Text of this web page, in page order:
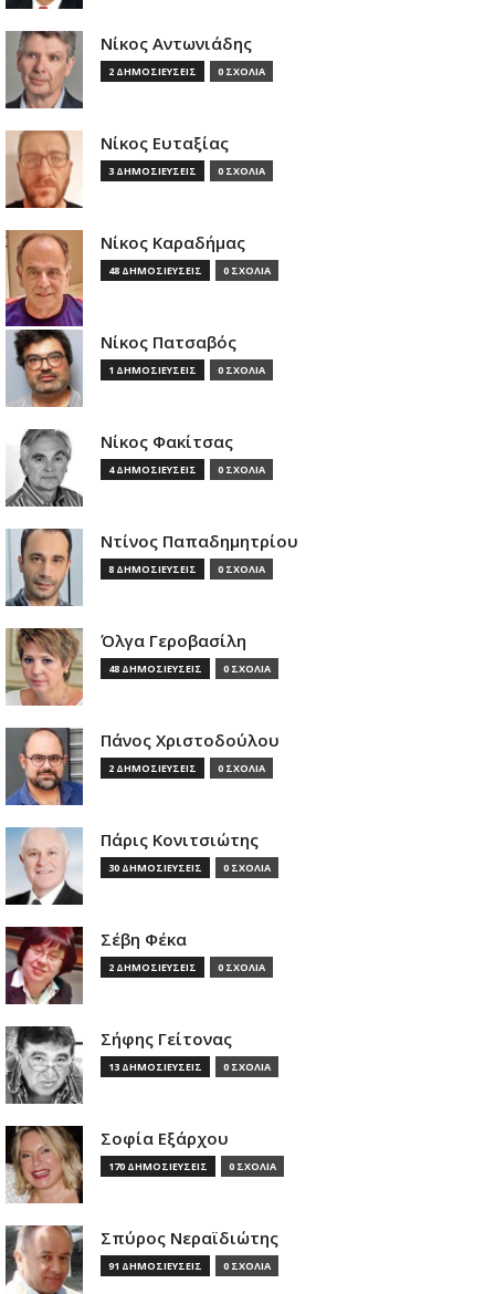
Νίκος Αντωνιάδης
2 ΔΗΜΟΣΙΕΥΣΕΙΣ 0 ΣΧΟΛΙΑ
Νίκος Ευταξίας
3 ΔΗΜΟΣΙΕΥΣΕΙΣ 0 ΣΧΟΛΙΑ
Νίκος Καραδήμας
48 ΔΗΜΟΣΙΕΥΣΕΙΣ 0 ΣΧΟΛΙΑ
Νίκος Πατσαβός
1 ΔΗΜΟΣΙΕΥΣΕΙΣ 0 ΣΧΟΛΙΑ
Νίκος Φακίτσας
4 ΔΗΜΟΣΙΕΥΣΕΙΣ 0 ΣΧΟΛΙΑ
Ντίνος Παπαδημητρίου
8 ΔΗΜΟΣΙΕΥΣΕΙΣ 0 ΣΧΟΛΙΑ
Όλγα Γεροβασίλη
48 ΔΗΜΟΣΙΕΥΣΕΙΣ 0 ΣΧΟΛΙΑ
Πάνος Χριστοδούλου
2 ΔΗΜΟΣΙΕΥΣΕΙΣ 0 ΣΧΟΛΙΑ
Πάρις Κονιτσιώτης
30 ΔΗΜΟΣΙΕΥΣΕΙΣ 0 ΣΧΟΛΙΑ
Σέβη Φέκα
2 ΔΗΜΟΣΙΕΥΣΕΙΣ 0 ΣΧΟΛΙΑ
Σήφης Γείτονας
13 ΔΗΜΟΣΙΕΥΣΕΙΣ 0 ΣΧΟΛΙΑ
Σοφία Εξάρχου
170 ΔΗΜΟΣΙΕΥΣΕΙΣ 0 ΣΧΟΛΙΑ
Σπύρος Νεραϊδιώτης
91 ΔΗΜΟΣΙΕΥΣΕΙΣ 0 ΣΧΟΛΙΑ